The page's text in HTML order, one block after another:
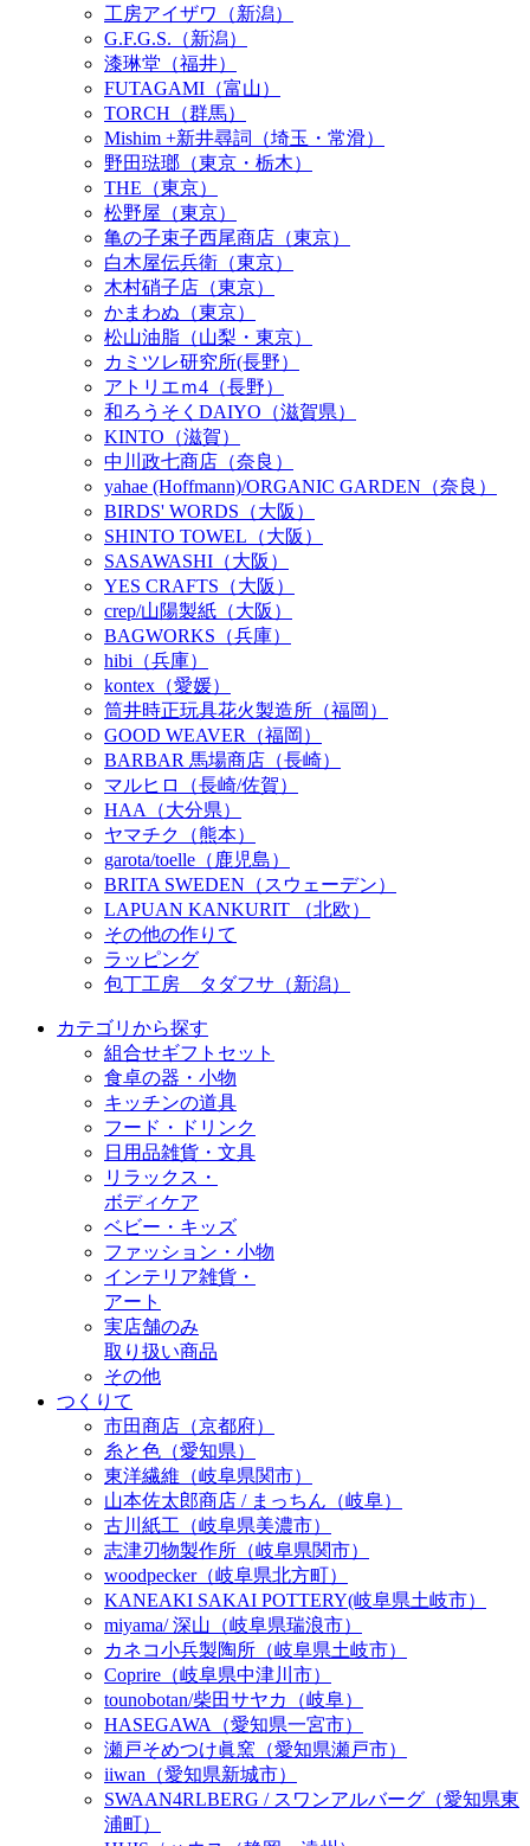
工房アイザワ（新潟）
G.F.G.S.（新潟）
漆琳堂（福井）
FUTAGAMI（富山）
TORCH（群馬）
Mishim +新井尋詞（埼玉・常滑）
野田琺瑯（東京・栃木）
THE（東京）
松野屋（東京）
亀の子束子西尾商店（東京）
白木屋伝兵衛（東京）
木村硝子店（東京）
かまわぬ（東京）
松山油脂（山梨・東京）
カミツレ研究所(長野）
アトリエｍ4（長野）
和ろうそくDAIYO（滋賀県）
KINTO（滋賀）
中川政七商店（奈良）
yahae (Hoffmann)/ORGANIC GARDEN（奈良）
BIRDS' WORDS（大阪）
SHINTO TOWEL（大阪）
SASAWASHI（大阪）
YES CRAFTS（大阪）
crep/山陽製紙（大阪）
BAGWORKS（兵庫）
hibi（兵庫）
kontex（愛媛）
筒井時正玩具花火製造所（福岡）
GOOD WEAVER（福岡）
BARBAR 馬場商店（長崎）
マルヒロ（長崎/佐賀）
HAA（大分県）
ヤマチク（熊本）
garota/toelle（鹿児島）
BRITA SWEDEN（スウェーデン）
LAPUAN KANKURIT （北欧）
その他の作りて
ラッピング
包丁工房 タダフサ（新潟）
カテゴリから探す
組合せギフトセット
食卓の器・小物
キッチンの道具
フード・ドリンク
日用品雑貨・文具
リラックス・
ボディケア
ベビー・キッズ
ファッション・小物
インテリア雑貨・
アート
実店舗のみ
取り扱い商品
その他
つくりて
市田商店（京都府）
糸と色（愛知県）
東洋繊維（岐阜県関市）
山本佐太郎商店 / まっちん（岐阜）
古川紙工（岐阜県美濃市）
志津刃物製作所（岐阜県関市）
woodpecker（岐阜県北方町）
KANEAKI SAKAI POTTERY(岐阜県土岐市）
miyama/ 深山（岐阜県瑞浪市）
カネコ小兵製陶所（岐阜県土岐市）
Coprire（岐阜県中津川市）
tounobotan/柴田サヤカ（岐阜）
HASEGAWA（愛知県一宮市）
瀬戸そめつけ眞窯（愛知県瀬戸市）
iiwan（愛知県新城市）
SWAAN4RLBERG / スワンアルバーグ（愛知県東
浦町）